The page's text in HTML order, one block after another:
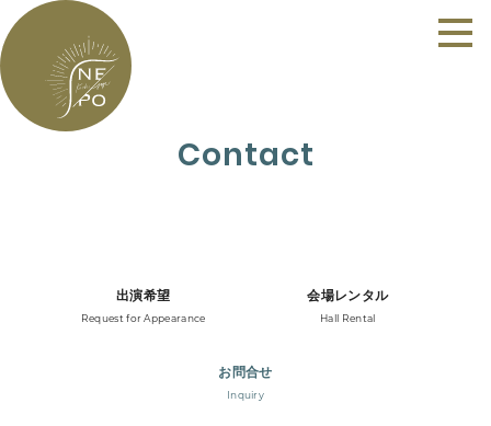
Contact
出演希望
Request for Appearance
会場レンタル
Hall Rental
お問合せ
Inquiry